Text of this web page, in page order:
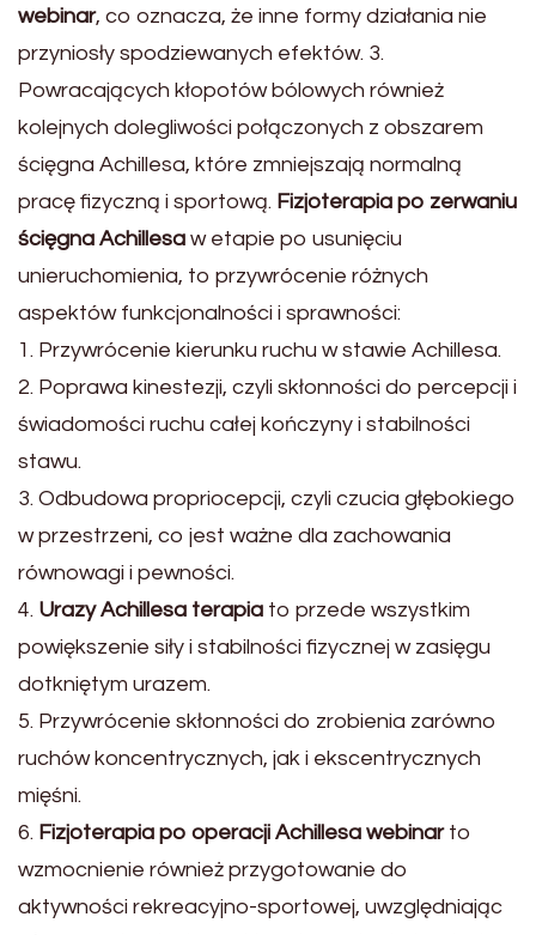
webinar, co oznacza, że inne formy działania nie
przyniosły spodziewanych efektów. 3.
Powracających kłopotów bólowych również
kolejnych dolegliwości połączonych z obszarem
ścięgna Achillesa, które zmniejszają normalną
pracę fizyczną i sportową. Fizjoterapia po zerwaniu
ścięgna Achillesa w etapie po usunięciu
unieruchomienia, to przywrócenie różnych
aspektów funkcjonalności i sprawności:
1. Przywrócenie kierunku ruchu w stawie Achillesa.
2. Poprawa kinestezji, czyli skłonności do percepcji i
świadomości ruchu całej kończyny i stabilności
stawu.
3. Odbudowa propriocepcji, czyli czucia głębokiego
w przestrzeni, co jest ważne dla zachowania
równowagi i pewności.
4. Urazy Achillesa terapia to przede wszystkim
powiększenie siły i stabilności fizycznej w zasięgu
dotkniętym urazem.
5. Przywrócenie skłonności do zrobienia zarówno
ruchów koncentrycznych, jak i ekscentrycznych
mięśni.
6. Fizjoterapia po operacji Achillesa webinarto
wzmocnienie również przygotowanie do
aktywności rekreacyjno-sportowej, uwzględniając